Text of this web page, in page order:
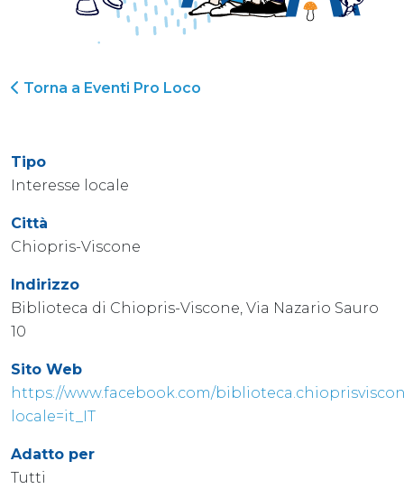
Torna a Eventi Pro Loco
Tipo
Interesse locale
Città
Chiopris-Viscone
Indirizzo
Biblioteca di Chiopris-Viscone, Via Nazario Sauro
10
Sito Web
https://www.facebook.com/
locale=it_IT
Adatto per
Tutti